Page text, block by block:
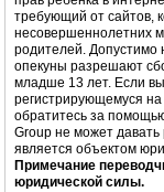
требующий от сайтов,
несовершеннолетних
родителей. Допустимо
опекуны разрешают
младше 13 лет. Если
регистрирующемуся
обратитесь за
Group не может
является объектом
Примечание
юридической силы.